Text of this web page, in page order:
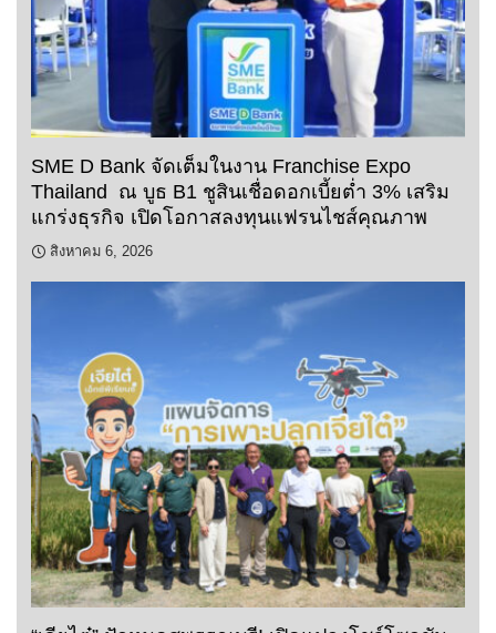
SME D Bank จัดเต็มในงาน Franchise Expo
Thailand ณ บูธ B1 ชูสินเชื่อดอกเบี้ยต่ำ 3% เสริม
แกร่งธุรกิจ เปิดโอกาสลงทุนแฟรนไชส์คุณภาพ
สิงหาคม 6, 2026